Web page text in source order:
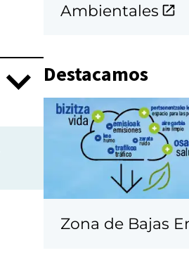
Ambientales
Destacamos
Zona de Bajas